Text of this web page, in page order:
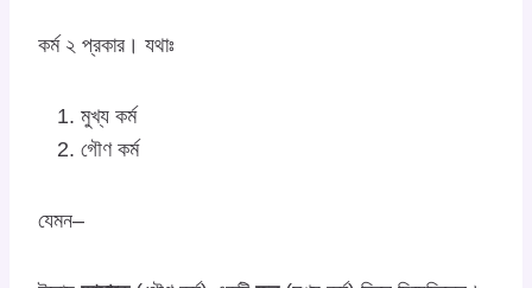
কর্ম ২ প্রকার। যথাঃ
মুখ্য কর্ম
গৌণ কর্ম
যেমন–